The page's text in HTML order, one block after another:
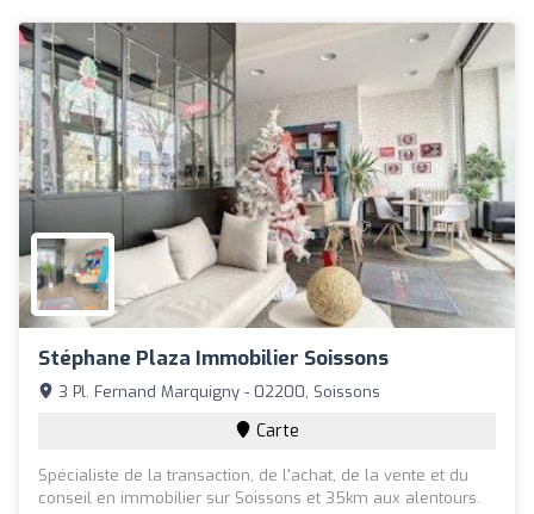
Stéphane Plaza Immobilier Soissons
3 Pl. Fernand Marquigny - 02200, Soissons
Carte
Spécialiste de la transaction, de l'achat, de la vente et du
conseil en immobilier sur Soissons et 35km aux alentours.